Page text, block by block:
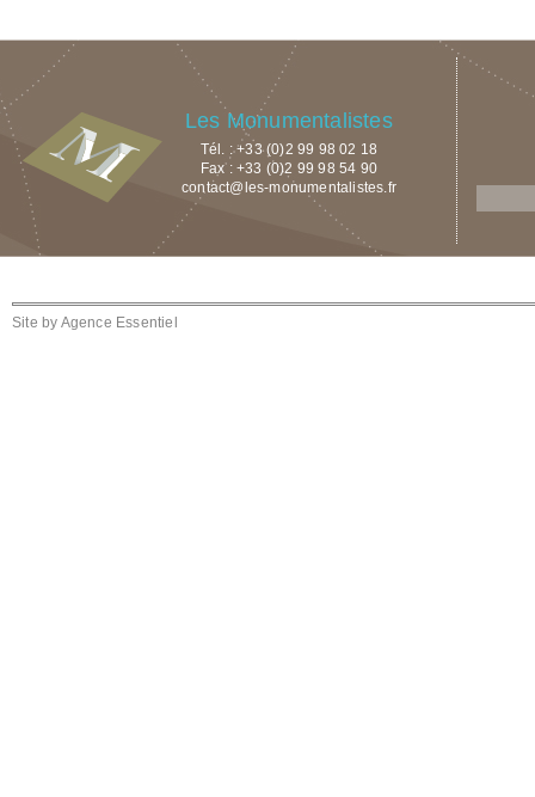
Les Monumentalistes
Tél. : +33 (0)2 99 98 02 18
Fax : +33 (0)2 99 98 54 90
contact@les-monumentalistes.fr
Site by Agence Essentiel